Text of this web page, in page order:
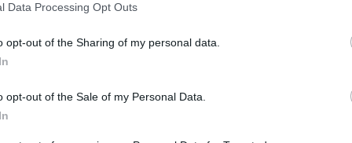
Data Processing Opt Outs
opt-out of the Sharing of my personal data.
opt-out of the Sale of my Personal Data.
att jag inte tänkte på att vinna. Min uppgift var
i täten tills den sista backen började. Där skulle
skulle vinna, säger Rolid och tillägger:
slog mig faktiskt aldrig. Jag fick inga bra
till de bakom eller vad som hände där.